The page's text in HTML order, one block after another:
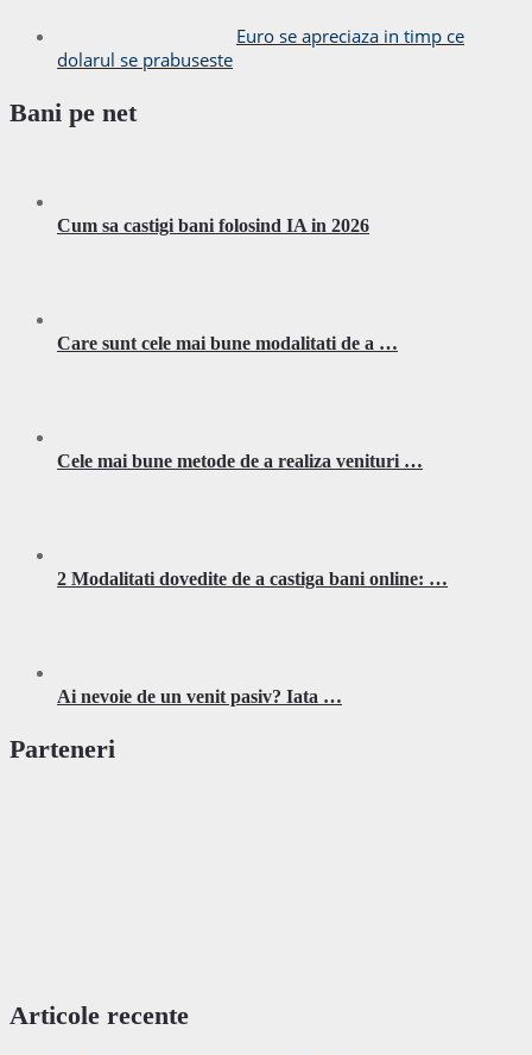
Euro se apreciaza in timp ce
dolarul se prabuseste
Bani pe net
Cum sa castigi bani folosind IA in 2026
Care sunt cele mai bune modalitati de a …
Cele mai bune metode de a realiza venituri …
2 Modalitati dovedite de a castiga bani online: …
Ai nevoie de un venit pasiv? Iata …
Parteneri
Articole recente